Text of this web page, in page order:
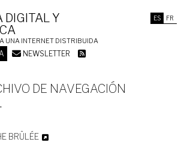
ES FR
Y
UNA INTERNET DISTRIBUIDA
NEWSLETTER
DE NAVEGACIÓN
BRÛLÉE